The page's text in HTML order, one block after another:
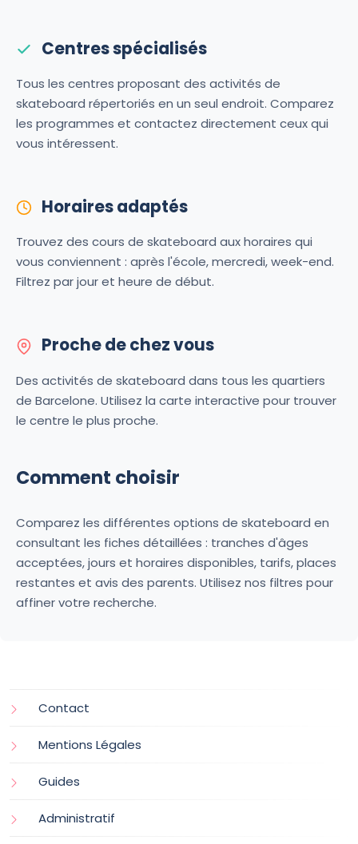
Centres spécialisés
Tous les centres proposant des activités de
skateboard répertoriés en un seul endroit. Comparez
les programmes et contactez directement ceux qui
vous intéressent.
Horaires adaptés
Trouvez des cours de skateboard aux horaires qui
vous conviennent : après l'école, mercredi, week-end.
Filtrez par jour et heure de début.
Proche de chez vous
Des activités de skateboard dans tous les quartiers
de Barcelone. Utilisez la carte interactive pour trouver
le centre le plus proche.
Comment choisir
Comparez les différentes options de skateboard en
consultant les fiches détaillées : tranches d'âges
acceptées, jours et horaires disponibles, tarifs, places
restantes et avis des parents. Utilisez nos filtres pour
affiner votre recherche.
Contact
Mentions Légales
Guides
Administratif